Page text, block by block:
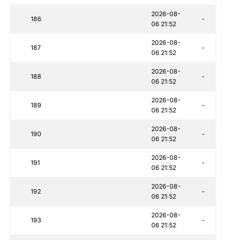
186
2026-08-
06 21:52
-
187
2026-08-
06 21:52
-
188
2026-08-
06 21:52
-
189
2026-08-
06 21:52
-
190
2026-08-
06 21:52
-
191
2026-08-
06 21:52
-
192
2026-08-
06 21:52
-
193
2026-08-
06 21:52
-